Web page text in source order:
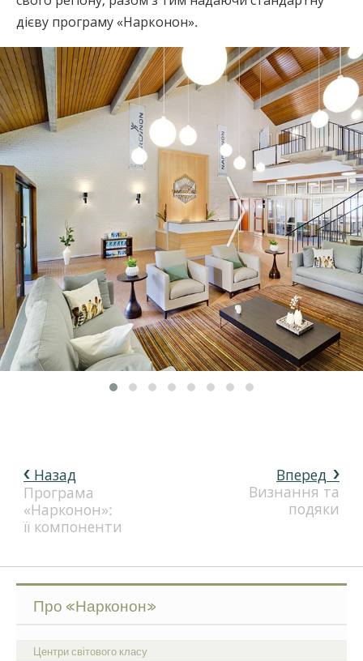
дієву програму «Нарконон».
Вперед
Визнання та
подяки
Назад
Програма
«Нарконон»:
її компоненти
Про «Нарконон»
Центри світового класу